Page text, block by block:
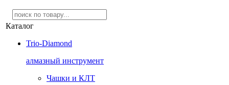
Каталог
Trio-Diamond
алмазный инструмент
Чашки и КЛТ